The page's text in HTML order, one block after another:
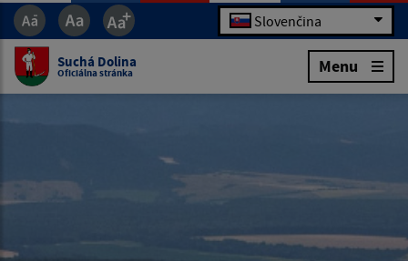
Slovenčina
Suchá Dolina
Oficiálna stránka Menu